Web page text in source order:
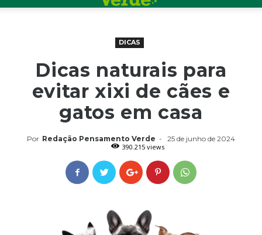
DICAS
Dicas naturais para
evitar xixi de cães e
gatos em casa
Por Redação Pensamento Verde -
25 de junho de 2024
390.215 views